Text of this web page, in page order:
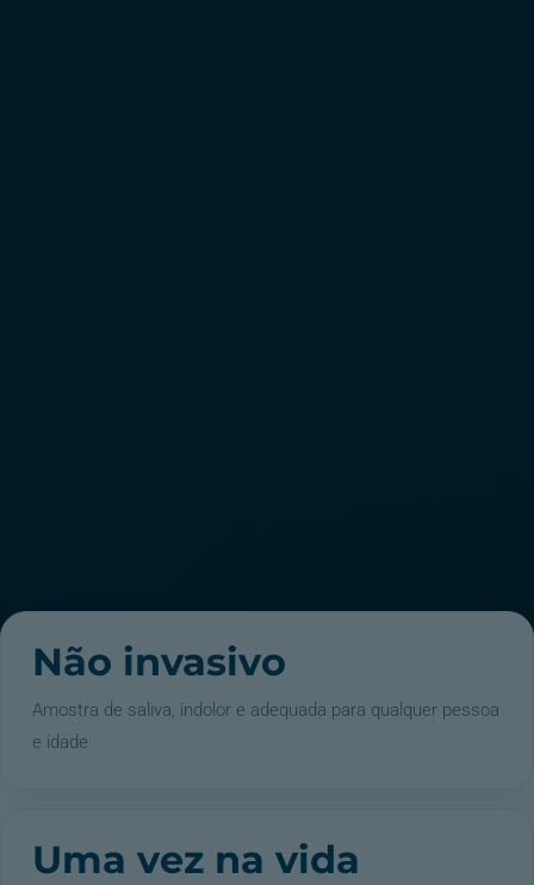
Não invasivo
Amostra de saliva, indolor e adequada para qualquer pessoa
e idade
Uma vez na vida